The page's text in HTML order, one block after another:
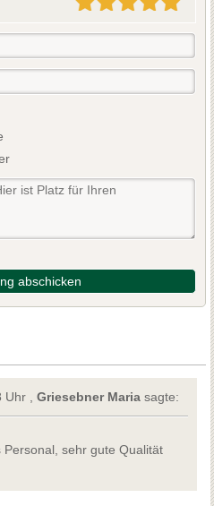
abschicken
Uhr ,Griesebner Maria sagte:
sehr gute Qualität